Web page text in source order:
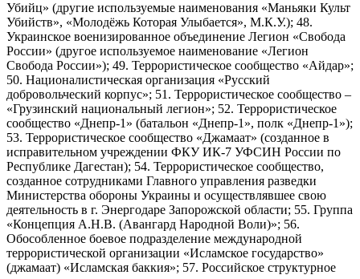
Убийц» (другие используемые наименования «Маньяки Культ
Убийств», «Молодёжь Которая Улыбается», М.К.У.); 48.
Украинское военизированное объединение Легион «Свобода
России» (другое используемое наименование «Легион
Свобода России»); 49. Террористическое сообщество «Айдар»;
50. Националистическая организация «Русский
добровольческий корпус»; 51. Террористическое сообщество –
«Грузинский национальный легион»; 52. Террористическое
сообщество «Днепр-1» (батальон «Днепр-1», полк «Днепр-1»);
53. Террористическое сообщество «Джамаат» (созданное в
исправительном учреждении ФКУ ИК-7 УФСИН России по
Республике Дагестан); 54. Террористическое сообщество,
созданное сотрудниками Главного управления разведки
Министерства обороны Украины и осуществлявшее свою
деятельность в г. Энергодаре Запорожской области; 55. Группа
«Концепция А.Н.В. (Авангард Народной Воли)»; 56.
Обособленное боевое подразделение международной
террористической организации «Исламское государство»
(джамаат) «Исламская баккия»; 57. Российское структурное